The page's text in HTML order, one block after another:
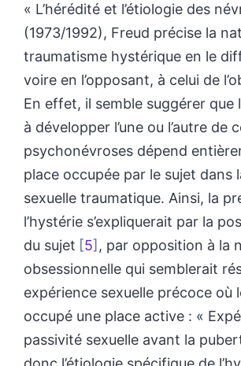
« L’hérédité et l’étiologie des
(1973/1992), Freud précise la
traumatisme hystérique en le
voire en l’opposant, à celui de
En effet, il semble suggérer que
à développer l’une ou l’autre de
psychonévroses dépend
place occupée par le sujet dans
sexuelle traumatique. Ainsi, la
l’hystérie s’expliquerait par la
du sujet
5 , par opposition à la
obsessionnelle qui semblerait
expérience sexuelle précoce où
occupé une place active : «
passivité sexuelle avant la